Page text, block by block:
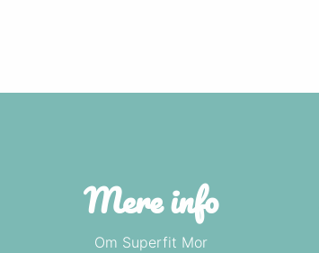
Mere info
Om Superfit Mor